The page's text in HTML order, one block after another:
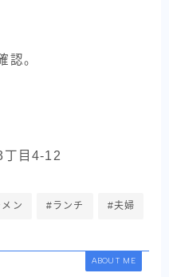
認。
丁目4-12
ン #ランチ #夫婦
ABOUT ME